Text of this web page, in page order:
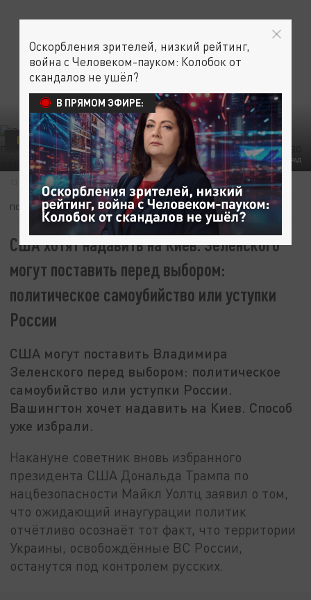
ФОТО: ЦАРЬГРАД
ПОЛИТИКА В МИРЕ СВО
13 ЯНВАРЯ 20:12
ПОДПИШИТЕСЬ:
США хотят надавить на Киев. Зеленского
могут поставить перед выбором:
политическое самоубийство или уступки
России
США могут поставить Владимира
Зеленского перед выбором: политическое
самоубийство или уступки России.
Вашингтон хочет надавить на Киев. Способ
уже избрали.
Накануне советник вновь избранного
президента США Дональда Трампа по
нацбезопасности Майкл Уолтц заявил о том,
что ожидающий инаугурации политик
отчётливо осознаёт тот факт, что территории
Украины, освобождённые ВС России,
останутся под контролем русских.
Оскорбления зрителей, низкий рейтинг,
война с Человеком-пауком: Колобок от
скандалов не ушёл?
В ПРЯМОМ ЭФИРЕ: